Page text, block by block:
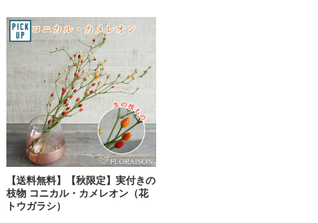
【送料無料】【秋限定】実付きの
枝物 コニカル・カメレオン（花
トウガラシ）